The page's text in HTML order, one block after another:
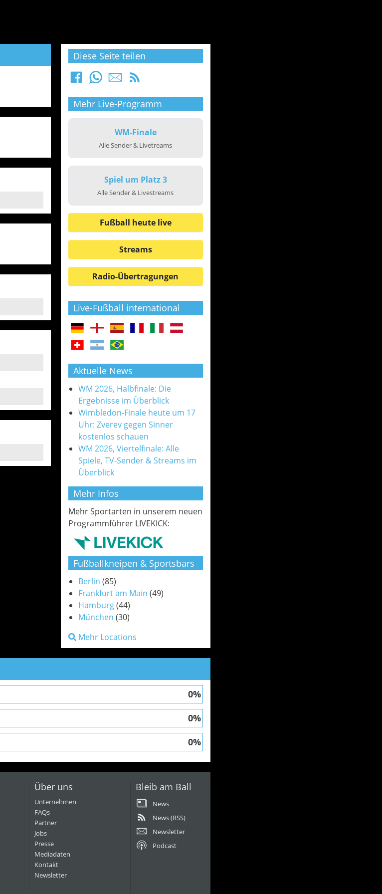
Diese Seite teilen
Mehr Live-Programm
WM-Finale
Alle Sender & Livetreams
Spiel um Platz 3
Alle Sender & Livestreams
Fußball heute live
Streams
Radio-Übertragungen
Live-Fußball international
Aktuelle News
WM 2026, Halbfinale: Die
Ergebnisse im Überblick
Wimbledon-Finale heute um 17
Uhr: Zverev gegen Sinner
kostenlos schauen
WM 2026, Viertelfinale: Alle
Spiele, TV-Sender & Streams im
Überblick
Mehr Infos
Mehr Sportarten in unserem neuen
Programmführer LIVEKICK:
Fußballkneipen & Sportsbars
Berlin (85)
Frankfurt am Main (49)
Hamburg(44)
München (30)
Mehr Locations
0%
0%
0%
Über uns
Unternehmen
FAQs
Partner
Jobs
Presse
Mediadaten
Kontakt
Newsletter
Bleib am Ball
News
News (RSS)
Newsletter
Podcast